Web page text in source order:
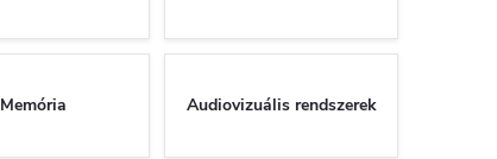
Memória Audiovizuális rendszerek